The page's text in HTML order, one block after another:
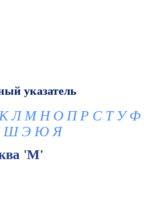
указатель
К Л М Н О П Р С Т У Ф
Ш Э Ю Я
'М'